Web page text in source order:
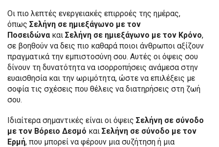
Οι πιο λεπτές ενεργειακές επιρροές της ημέρας,
όπως Σελήνη σε ημιεξάγωνο με τον
Ποσειδώνακαι Σελήνη σε ημιεξάγωνο με τον Κρόνο,
σε βοηθούν να δεις πιο καθαρά ποιοι άνθρωποι αξίζουν
πραγματικά την εμπιστοσύνη σου. Αυτές οι όψεις σου
δίνουν τη δυνατότητα να ισορροπήσεις ανάμεσα στην
ευαισθησία και την ωριμότητα, ώστε να επιλέξεις με
σοφία τις σχέσεις που θέλεις να διατηρήσεις στη ζωή
σου.
Ιδιαίτερα σημαντικές είναι οι όψεις Σελήνη σε σύνοδο
με τον Βόρειο Δεσμό και Σελήνη σε σύνοδο με τον
Ερμή, που μπορεί να φέρουν μια συζήτηση ή μια